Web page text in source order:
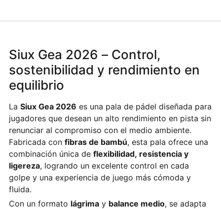
Siux Gea 2026 – Control,
sostenibilidad y rendimiento en
equilibrio
La Siux Gea 2026 es una pala de pádel diseñada para
jugadores que desean un alto rendimiento en pista sin
renunciar al compromiso con el medio ambiente.
Fabricada con fibras de bambú, esta pala ofrece una
combinación única de flexibilidad, resistencia y
ligereza, logrando un excelente control en cada
golpe y una experiencia de juego más cómoda y
fluida.
Con un formato lágrimay balance medio, se adapta